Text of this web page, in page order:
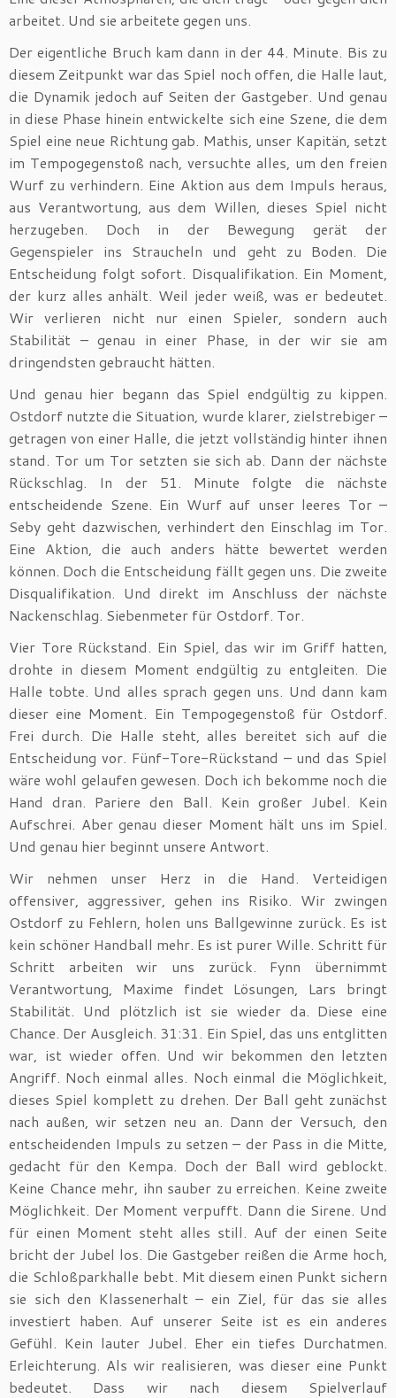
arbeitet. Und sie arbeitete gegen uns.
Der eigentliche Bruch kam dann in der 44. Minute. Bis zu
diesem Zeitpunkt war das Spiel noch offen, die Halle laut,
die Dynamik jedoch auf Seiten der Gastgeber. Und genau
in diese Phase hinein entwickelte sich eine Szene, die dem
Spiel eine neue Richtung gab. Mathis, unser Kapitän, setzt
im Tempogegenstoß nach, versuchte alles, um den freien
Wurf zu verhindern. Eine Aktion aus dem Impuls heraus,
aus Verantwortung, aus dem Willen, dieses Spiel nicht
herzugeben. Doch in der Bewegung gerät der
Gegenspieler ins Straucheln und geht zu Boden. Die
Entscheidung folgt sofort. Disqualifikation. Ein Moment,
der kurz alles anhält. Weil jeder weiß, was er bedeutet.
Wir verlieren nicht nur einen Spieler, sondern auch
Stabilität – genau in einer Phase, in der wir sie am
dringendsten gebraucht hätten.
Und genau hier begann das Spiel endgültig zu kippen.
Ostdorf nutzte die Situation, wurde klarer, zielstrebiger –
getragen von einer Halle, die jetzt vollständig hinter ihnen
stand. Tor um Tor setzten sie sich ab. Dann der nächste
Rückschlag. In der 51. Minute folgte die nächste
entscheidende Szene. Ein Wurf auf unser leeres Tor –
Seby geht dazwischen, verhindert den Einschlag im Tor.
Eine Aktion, die auch anders hätte bewertet werden
können. Doch die Entscheidung fällt gegen uns. Die zweite
Disqualifikation. Und direkt im Anschluss der nächste
Nackenschlag. Siebenmeter für Ostdorf. Tor.
Vier Tore Rückstand. Ein Spiel, das wir im Griff hatten,
drohte in diesem Moment endgültig zu entgleiten. Die
Halle tobte. Und alles sprach gegen uns. Und dann kam
dieser eine Moment. Ein Tempogegenstoß für Ostdorf.
Frei durch. Die Halle steht, alles bereitet sich auf die
Entscheidung vor. Fünf-Tore-Rückstand – und das Spiel
wäre wohl gelaufen gewesen. Doch ich bekomme noch die
Hand dran. Pariere den Ball. Kein großer Jubel. Kein
Aufschrei. Aber genau dieser Moment hält uns im Spiel.
Und genau hier beginnt unsere Antwort.
Wir nehmen unser Herz in die Hand. Verteidigen
offensiver, aggressiver, gehen ins Risiko. Wir zwingen
Ostdorf zu Fehlern, holen uns Ballgewinne zurück. Es ist
kein schöner Handball mehr. Es ist purer Wille. Schritt für
Schritt arbeiten wir uns zurück. Fynn übernimmt
Verantwortung, Maxime findet Lösungen, Lars bringt
Stabilität. Und plötzlich ist sie wieder da. Diese eine
Chance. Der Ausgleich. 31:31. Ein Spiel, das uns entglitten
war, ist wieder offen. Und wir bekommen den letzten
Angriff. Noch einmal alles. Noch einmal die Möglichkeit,
dieses Spiel komplett zu drehen. Der Ball geht zunächst
nach außen, wir setzen neu an. Dann der Versuch, den
entscheidenden Impuls zu setzen – der Pass in die Mitte,
gedacht für den Kempa. Doch der Ball wird geblockt.
Keine Chance mehr, ihn sauber zu erreichen. Keine zweite
Möglichkeit. Der Moment verpufft. Dann die Sirene. Und
für einen Moment steht alles still. Auf der einen Seite
bricht der Jubel los. Die Gastgeber reißen die Arme hoch,
die Schloßparkhalle bebt. Mit diesem einen Punkt sichern
sie sich den Klassenerhalt – ein Ziel, für das sie alles
investiert haben. Auf unserer Seite ist es ein anderes
Gefühl. Kein lauter Jubel. Eher ein tiefes Durchatmen.
Erleichterung. Als wir realisieren, was dieser eine Punkt
bedeutet. Dass wir nach diesem Spielverlauf